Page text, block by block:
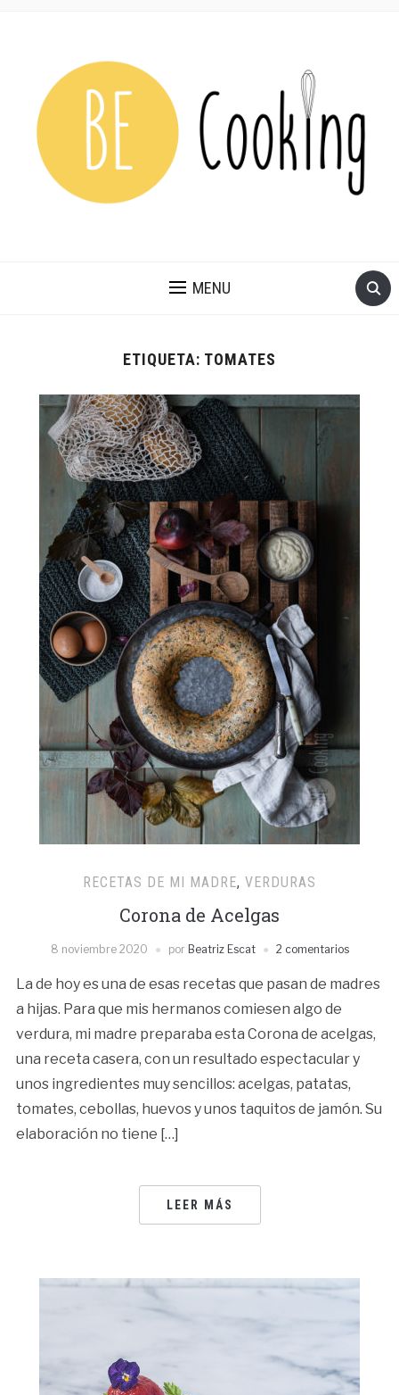
MENU
ETIQUETA: TOMATES
RECETAS DE MI MADRE, VERDURAS
Corona de Acelgas
8 noviembre 2020 por Beatriz Escat 2 comentarios
La de hoy es una de esas recetas que pasan de madres
a hijas. Para que mis hermanos comiesen algo de
verdura, mi madre preparaba esta Corona de acelgas,
una receta casera, con un resultado espectacular y
unos ingredientes muy sencillos: acelgas, patatas,
tomates, cebollas, huevos y unos taquitos de jamón. Su
elaboración no tiene […]
LEER MÁS